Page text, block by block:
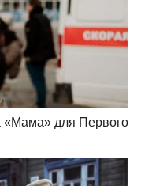
«Мама» для Первого